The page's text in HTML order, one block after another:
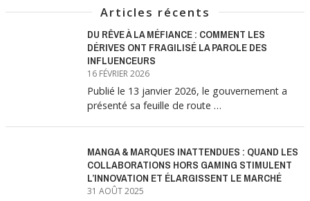
Articles récents
DU RÊVE À LA MÉFIANCE : COMMENT LES
DÉRIVES ONT FRAGILISÉ LA PAROLE DES
INFLUENCEURS
16 FÉVRIER 2026
Publié le 13 janvier 2026, le gouvernement a
présenté sa feuille de route …
MANGA & MARQUES INATTENDUES : QUAND LES
COLLABORATIONS HORS GAMING STIMULENT
L’INNOVATION ET ÉLARGISSENT LE MARCHÉ
31 AOÛT 2025